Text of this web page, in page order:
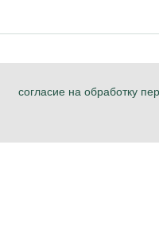
согласие на обработку